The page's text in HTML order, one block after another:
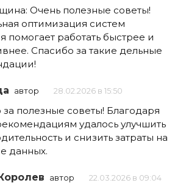
Очень полезные советы!
оптимизация систем
помогает работать быстрее и
Спасибо за такие дельные
автор 28.02.2026 в 15:50
полезные советы! Благодаря
удалось улучшить
и снизить затраты на
данных.
автор 22.03.2026 в 09:04